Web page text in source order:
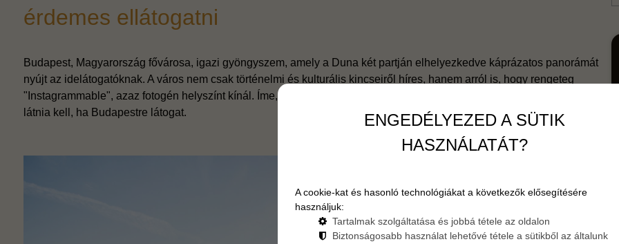
érdemes ellátogatni
Budapest, Magyarország fővárosa, igazi gyöngyszem, amely a Duna két partján elhelyezkedve káprázatos panorámát
nyújt az idelátogatóknak. A város nem csak történelmi és kulturális kincseiről híres, hanem arról is, hogy rengeteg
"Instagrammable", azaz fotogén helyszínt kínál. Íme, az 5 legfotogénebb hely, amit minden Instagram-szerető turistának
látnia kell, ha Budapestre látogat.
ENGEDÉLYEZED A SÜTIK
HASZNÁLATÁT?
A cookie-kat és hasonló technológiákat a következők elősegítésére
használjuk:
Tartalmak szolgáltatása és jobbá tétele az oldalon
Biztonságosabb használat lehetővé tétele a sütikből az általunk